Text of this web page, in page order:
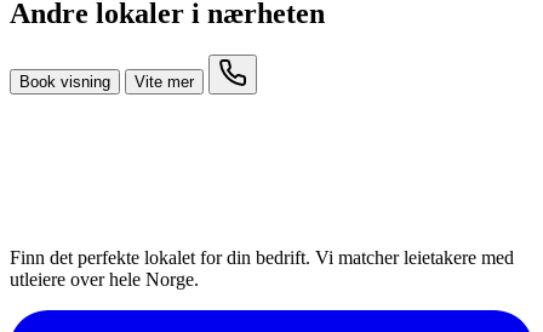
Andre lokaler i nærheten
Book visning Vite mer
Finn det perfekte lokalet for din bedrift. Vi matcher leietakere med
utleiere over hele Norge.